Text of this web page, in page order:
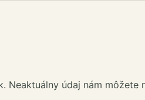
Neaktuálny údaj nám môžete